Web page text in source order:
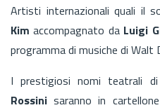
Artisti internazionali quali il
Kim accompagnato da Luigi
programma di musiche di Walt
I prestigiosi nomi teatrali di
Rossinisaranno in